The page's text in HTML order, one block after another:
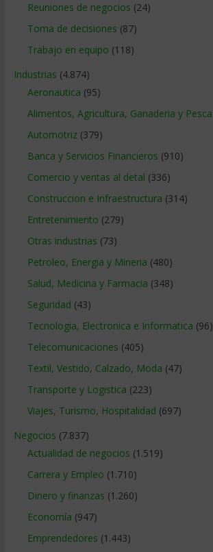
Reuniones de negocios (24)
Toma de decisiones (87)
Trabajo en equipo (118)
Industrias (4.874)
Aeronautica (95)
Alimentos, Agricultura, Ganaderia y Pesca
Automotriz(379)
Banca y Servicios Financieros (910)
Comercio y ventas al detal (336)
Construccion e Infraestructura (314)
Entretenimiento (279)
Otras industrias (73)
Petroleo, Energia y Mineria (480)
Salud, Medicina y Farmacia (348)
Seguridad (43)
Tecnologia, Electronica e Informatica (96)
Telecomunicaciones (405)
Textil, Vestido, Calzado, Moda (47)
Transporte y Logistica (223)
Viajes, Turismo, Hospitalidad (697)
Negocios (7.837)
Actualidad de negocios (1.519)
Carrera y Empleo (1.710)
Dinero y finanzas (1.260)
Economía (947)
Emprendedores (1.443)